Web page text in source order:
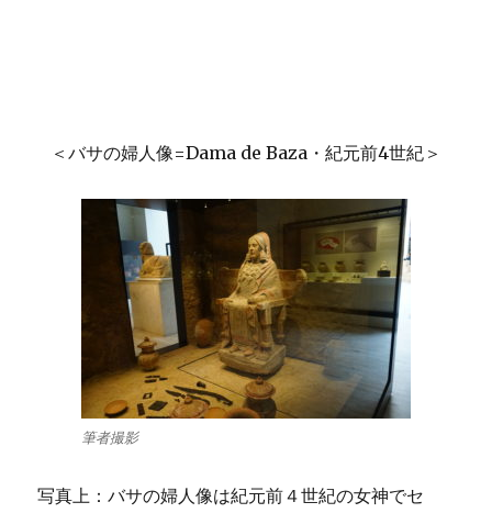
＜バサの婦人像=Dama de Baza・紀元前4世紀＞
筆者撮影
写真上：バサの婦人像は紀元前４世紀の女神でセ